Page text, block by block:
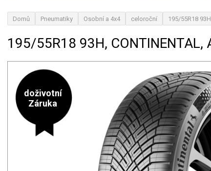
Domů Pneumatiky Osobní a 4x4 celoroční 195/55R18
195/55R18 93H, CONTINENTAL,
doživotní
Záruka